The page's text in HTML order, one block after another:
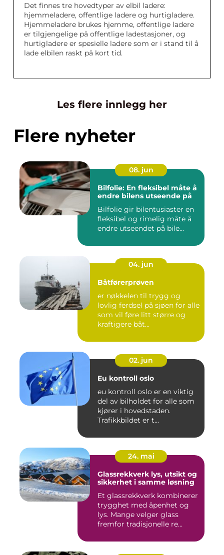
Det finnes tre hovedtyper av elbil ladere:
hjemmeladere, offentlige ladere og hurtigladere.
Hjemmeladere brukes hjemme, offentlige ladere
er tilgjengelige på offentlige ladestasjoner, og
hurtigladere er spesielle ladere som er i stand til å
lade elbilen raskt på kort tid.
Les flere innlegg her
Flere nyheter
08. jun
Bilfolie: En fleksibel måte å
endre bilens utseende på
Bilfolie gir bilentusiaster en
fleksibel og rimelig måte å
endre utseendet på bile...
04. jun
Båtførerprøven
er nøkkelen til trygg og
lovlig ferdsel på sjøen for alle
som vil føre litt større og
kraftigere båt...
02. jun
Eu kontroll oslo
eu kontroll oslo er en viktig
del av bilholdet for alle som
kjører i hovedstaden.
Trafikkbildet er t...
24. mai
Glassrekkverk lys, utsikt og
sikkerhet i samme løsning
Et glassrekkverk kombinerer
trygghet med åpenhet og
lys. Mange velger glass
fremfor tradisjonelle re...